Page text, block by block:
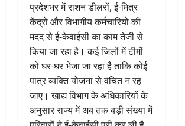
प्रदेशभर में राशन डीलरों, ई-मित्र
केंद्रों और विभागीय कर्मचारियों की
मदद से ई-केवाईसी का काम तेजी से
किया जा रहा है। कई जिलों में टीमों
को घर-घर भेजा जा रहा है ताकि कोई
पात्र व्यक्ति योजना से वंचित न रह
जाए। खाद्य विभाग के अधिकारियों के
अनुसार राज्य में अब तक बड़ी संख्या में